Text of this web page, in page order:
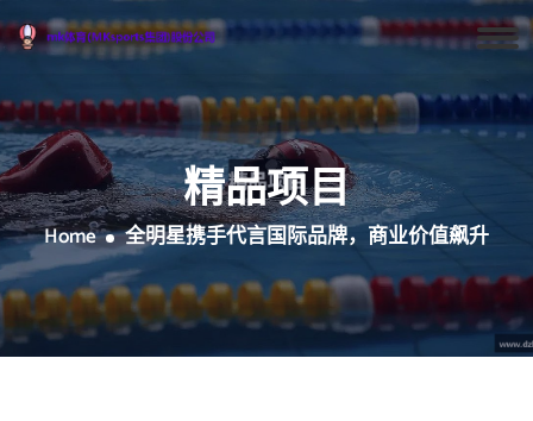
精品项目
Home 全明星携手代言国际品牌，商业价值飙升